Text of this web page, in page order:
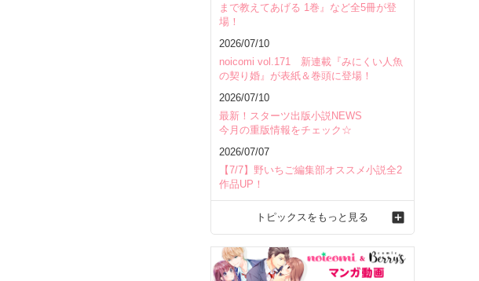
まで教えてあげる 1巻』など全5冊が登
場！
2026/07/10
noicomi vol.171 新連載『みにくい人魚
の契り婚』が表紙＆巻頭に登場！
2026/07/10
最新！スターツ出版小説NEWS
今月の重版情報をチェック☆
2026/07/07
【7/7】野いちご編集部オススメ小説全2
作品UP！
トピックスをもっと見る